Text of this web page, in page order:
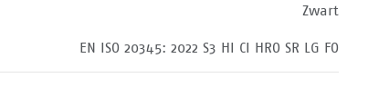
Zwart
EN ISO 20345: 2022 S3 HI CI HRO SR LG FO